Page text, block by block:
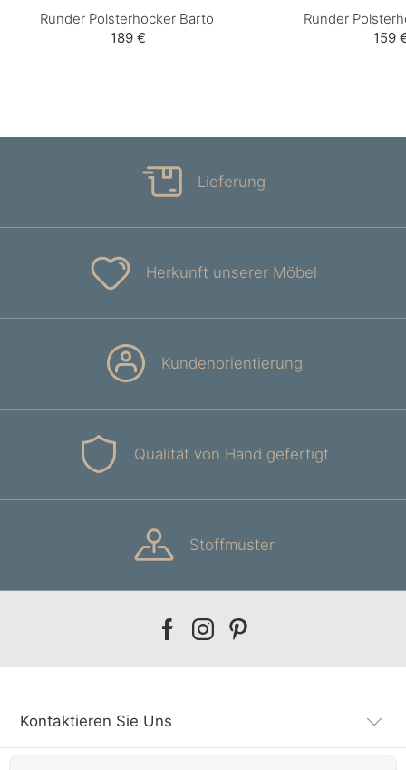
Runder Polsterhocker Barto
189 €
Runder
159
Lieferung
Herkunft unserer Möbel
Kundenorientierung
Qualität von Hand gefertigt
Stoffmuster
Our
Our
Our
Kontaktieren Sie Uns